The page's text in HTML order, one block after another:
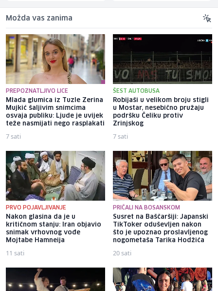
Možda vas zanima
PREPOZNATLJIVO LICE
Mlada glumica iz Tuzle Zerina
Mujkić šaljivim snimcima
osvaja publiku: Ljude je uvijek
teže nasmijati nego rasplakati
7 sati
ŠEST AUTOBUSA
Robijaši u velikom broju stigli
u Mostar, nesebično pružaju
podršku Čeliku protiv
Zrinjskog
7 sati
PRVO POJAVLJIVANJE
Nakon glasina da je u
kritičnom stanju: Iran objavio
snimak vrhovnog vođe
Mojtabe Hamneija
11 sati
PRIČALI NA BOSANSKOM
Susret na Baščaršiji: Japanski
TikToker oduševljen nakon
što je upoznao proslavljenog
nogometaša Tarika Hodžića
20 sati